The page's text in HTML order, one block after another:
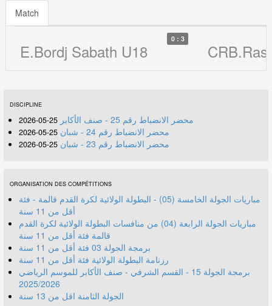
Match
E.Bordj Sabath U18
0 : 3
DISCIPLINE
محضر الانضباط رقم 25 - صنف الأكابر 25-05-2026
محضر الانضباط رقم 24 - شبان 25-05-2026
محضر الانضباط رقم 23 - شبان 25-05-2026
ORGANISATION DES COMPÉTITIONS
مباريات الجولة الخامسة (05) - البطولة الولائية لكرة القدم قالمة - فئة
أقل من 11 سنة
مباريات الجولة الرابعة (04) من منافسات البطولة الولائية لكرة القدم
قالمة فئة أقل من 11 سنة
برمجة الجولة 03 فئة أقل من 11 سنة
رزنامة البطولة الولائية فئة أقل من 11 سنة
برمجة الجولة 15 - القسم الشرفي - صنف الأكابر للموسم الرياضي
2025/2026
الجولة الثامنة اقل من 13 سنة